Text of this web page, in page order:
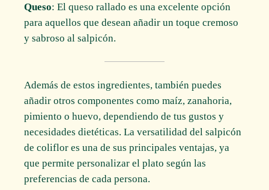
Queso: El queso rallado es una excelente opción
para aquellos que desean añadir un toque cremoso
y sabroso al salpicón.
Además de estos ingredientes, también puedes
añadir otros componentes como maíz, zanahoria,
pimiento o huevo, dependiendo de tus gustos y
necesidades dietéticas. La versatilidad del salpicón
de coliflor es una de sus principales ventajas, ya
que permite personalizar el plato según las
preferencias de cada persona.